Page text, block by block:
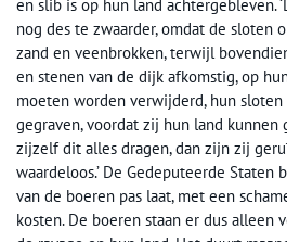
en slib is op hun land achtergebleven.
nog des te zwaarder, omdat de sloten
zand en veenbrokken, terwijl
en stenen van de dijk afkomstig, op
moeten worden verwijderd, hun
gegraven, voordat zij hun land kunnen
zijzelf dit alles dragen, dan zijn zij
waardeloos.’ De Gedeputeerde
van de boeren pas laat, met een
kosten. De boeren staan er dus alleen